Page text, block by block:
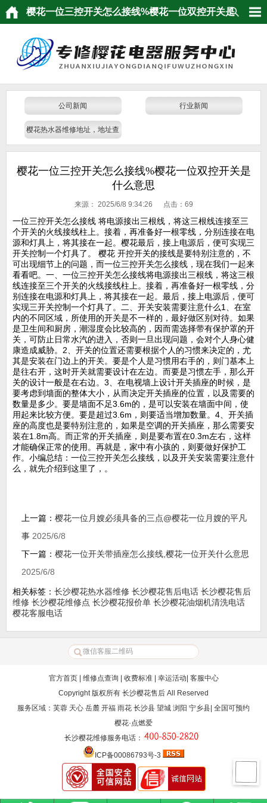
樱花一位三控开关怎么接线%樱花一位双控开关是
公司新闻 行业新闻
樱花热水器维修地址，地址查
樱花一位三控开关怎么接线%樱花一位双控开关是
什么意思
来源： 2025/6/8 9:34:26 点击： 69
一位三控开关怎么接线 将电源接出三根线，将这三根线连接至三
个开关的火线接线柱上。接着，再准备好一根零线，分别连接在电
源和灯具上，将其接在一起。樱花最后，接上电源后，便可实现三
开关控制一个灯具了。 樱花 开控开关的接线是要特别注意的，不
可出现细节上的问题，而一位三控开关怎么接线，现在我们一起来
看看吧。一、一位三控开关怎么接线将电源接出三根线，将这三根
线连接至三个开关的火线接线柱上。接着，再准备好一根零线，分
别连接在电源和灯具上，将其接在一起。最后，接上电源后，便可
实现三开关控制一个灯具了。二、开关安装需要注意什么1、在室
内的不同区域，所使用的开关是不一样的，最好做区别对待。如果
是卫生间和厨房，潮湿度会比较高的，因而需选择带有保护罩的开
关，可防止日常水汽的进入，否则一旦出现问题，会对个人身心健
康造成威胁。2、开关的位置还需要根据个人的习惯来决定的，尤
其是安装在门边上的开关。要是个人是习惯用右手的，则门基本上
是往右开，这时开关就需要设计在左边。而要是习惯左手，那么开
关的设计一般是在右边。3、在电视墙上设计开关插座的时候，是
要考虑到墙面的整体大小，从而决定开关插座的位置，以及需要的
数量是多少。要是墙面不足3.6m的，是可以安装在墙面中间，使
用起来比较方便。要是超过3.6m，则要适当增加数量。4、开关插
座的高度也是要特别注意的，如果是空调的开关插座，那么需要安
装在1.8m高。而正常的开关插座，则是要布置在0.3m左右，这样
才能确保正常的使用。再就是，家中有小孩的，则要做好保护工
作。小编总结：一位三控开关怎么接线，以及开关安装需要注意什
么，就先介绍到这里了，。
上一篇： 樱花一位月嫂必须具备的三点@樱花一位月嫂的平凡
事 2025/6/8
下一篇： 樱花一位开关带插座怎么接线,樱花一位开关什么意思
2025/6/8
相关标签： 长沙樱花热水器维修 长沙樱花售后电话 长沙樱花售后
维修 长沙樱花维修点 长沙樱花报价单 长沙樱花油烟机清洗电话
樱花客服电话
官方首页| 维修点查询 收费标准| 幸运活动 客服中心
Copyright 版权所有 长沙樱花售后 All Reserved
服务区域：芙蓉 天心 岳麓 开福 雨花 长沙县 望城 浏阳 宁乡县| 全国可预约
樱花·点燃爱
长沙樱花维修服务电话 ：
ICP备00086793号-3